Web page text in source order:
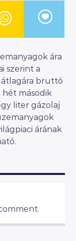
ára
szerint a
átlagára bruttó
második
liter gázolaj
árának